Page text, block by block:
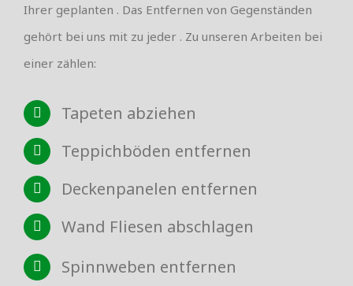
Ihrer geplanten . Das Entfernen von Gegenständen
gehört bei uns mit zu jeder . Zu unseren Arbeiten bei
einer zählen:
Tapeten abziehen
Teppichböden entfernen
Deckenpanelen entfernen
Wand Fliesen abschlagen
Spinnweben entfernen